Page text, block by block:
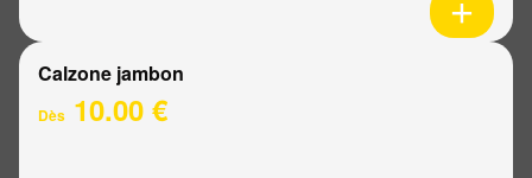
Calzone jambon
Dès 10.00 €